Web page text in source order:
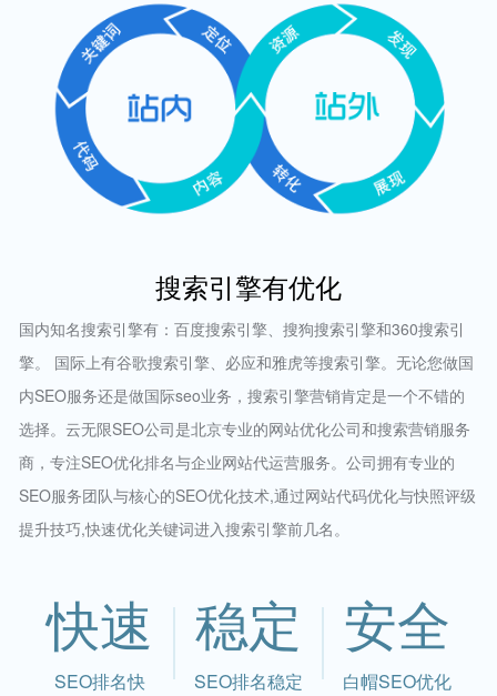
搜索引擎有优化
国内知名搜索引擎有：百度搜索引擎、搜狗搜索引擎和360搜索引
擎。 国际上有谷歌搜索引擎、必应和雅虎等搜索引擎。无论您做国
内SEO服务还是做国际seo业务，搜索引擎营销肯定是一个不错的
选择。云无限SEO公司是北京专业的网站优化公司和搜索营销服务
商，专注SEO优化排名与企业网站代运营服务。公司拥有专业的
SEO服务团队与核心的SEO优化技术,通过网站代码优化与快照评级
提升技巧,快速优化关键词进入搜索引擎前几名。
快速
SEO排名快
稳定
SEO排名稳定
安全
白帽SEO优化